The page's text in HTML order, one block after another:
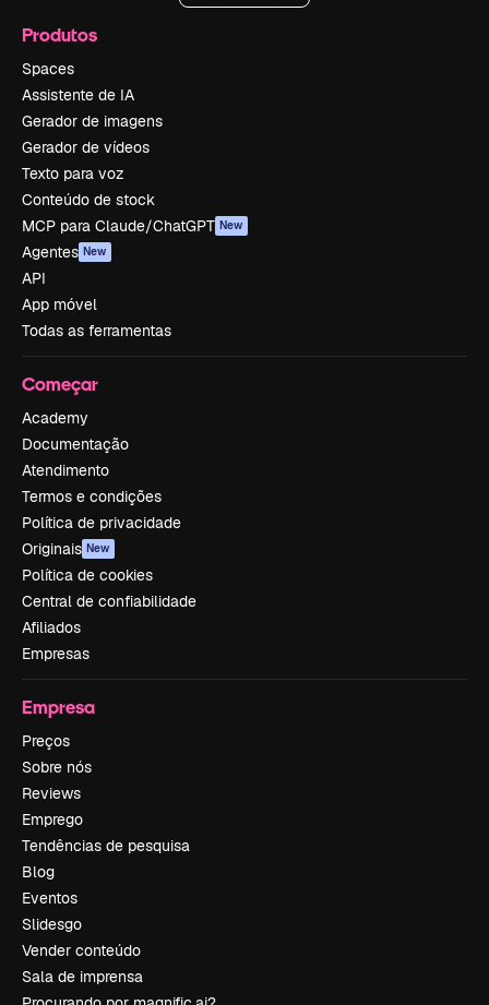
Produtos
Spaces
Assistente de IA
Gerador de imagens
Gerador de vídeos
Texto para voz
Conteúdo de stock
MCP para Claude/ChatGPT New
Agentes New
API
App móvel
Todas as ferramentas
Começar
Academy
Documentação
Atendimento
Termos e condições
Política de privacidade
Originais New
Política de cookies
Central de confiabilidade
Afiliados
Empresas
Empresa
Preços
Sobre nós
Reviews
Emprego
Tendências de pesquisa
Blog
Eventos
Slidesgo
Vender conteúdo
Sala de imprensa